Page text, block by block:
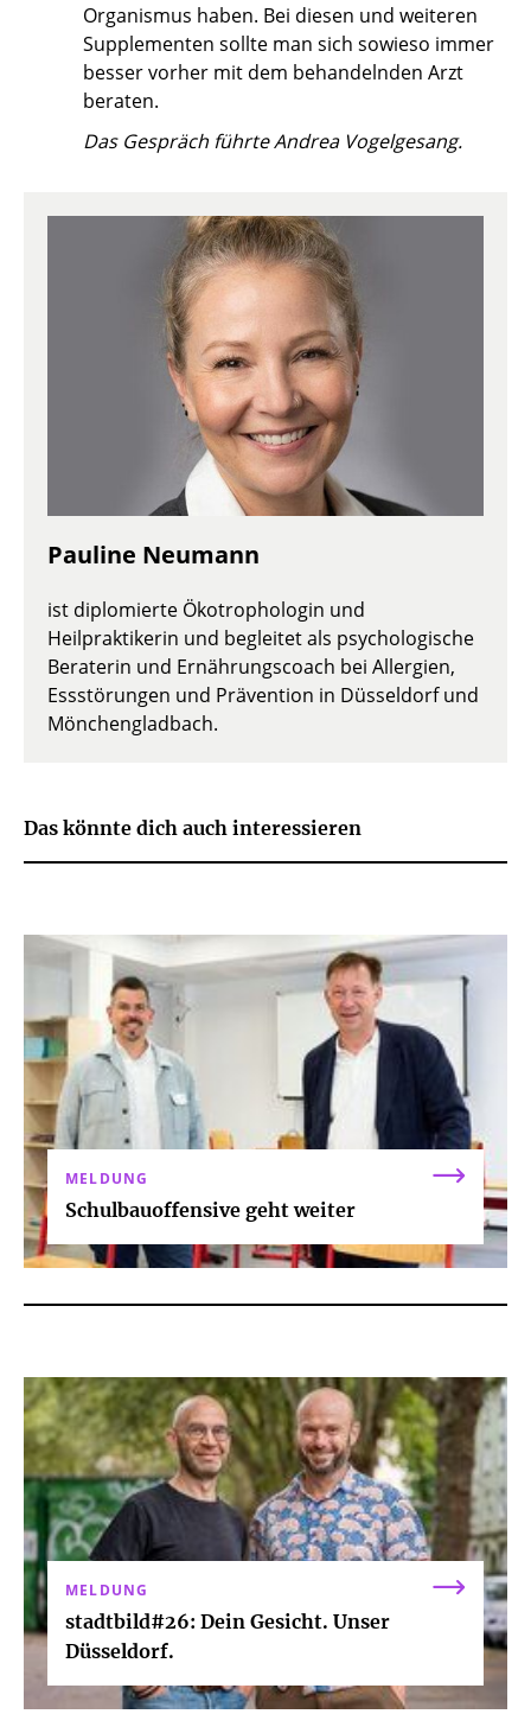
Organismus haben. Bei diesen und weiteren
Supplementen sollte man sich sowieso immer
besser vorher mit dem behandelnden Arzt
beraten.
Das Gespräch führte Andrea Vogelgesang.
Pauline Neumann
ist diplomierte Ökotrophologin und
Heilpraktikerin und begleitet als psychologische
Beraterin und Ernährungscoach bei Allergien,
Essstörungen und Prävention in Düsseldorf und
Mönchengladbach.
Das könnte dich auch interessieren
MELDUNG
Schulbauoffensive geht weiter
MELDUNG
stadtbild#26: Dein Gesicht. Unser
Düsseldorf.